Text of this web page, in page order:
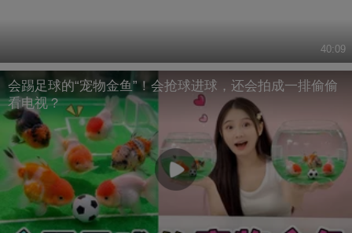
40:09
会踢足球的“宠物金鱼”！会抢球进球，还会拍成一排偷偷
看电视？